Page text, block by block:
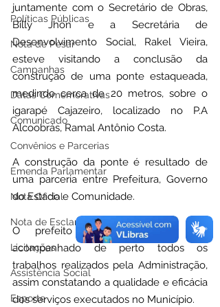
Políticas Públicas
Nota de Pesar
Campanhas
Datas Comemorativas
Comunicado
Convênios e Parcerias
Emenda Parlamentar
Nota Oficial
Nota de Esclarecimento
Licitações
Assistência Social
Esporte
juntamente com o Secretário de Obras,
Billy Jhon e a Secretária de
Desenvolvimento Social, Rakel Vieira,
esteve visitando a conclusão da
construção de uma ponte estaqueada,
medindo cerca de 20 metros, sobre o
igarapé Cajazeiro, localizado no P.A
Alcoobrás, Ramal Antônio Costa.
A construção da ponte é resultado de
uma parceria entre Prefeitura, Governo
do Estado e Comunidade.
O prefeito com frequência tem
acompanhado de perto todos os
trabalhos realizados pela Administração,
assim constatando a qualidade e eficácia
dos serviços executados no Município.